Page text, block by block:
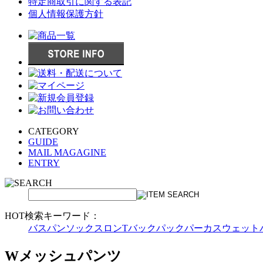
個人情報保護方針
CATEGORY
GUIDE
MAIL MAGAGINE
ENTRY
HOT検索キーワード：
バスパンソックス ロンTバックパックパーカ スウェット
Wメッシュパンツ